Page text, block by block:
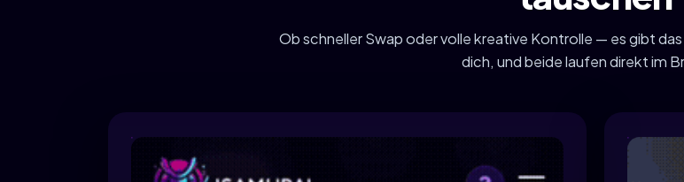
Ob schneller Swap oder volle kreative Kontrolle — es gibt
dich, und beide laufen direkt im